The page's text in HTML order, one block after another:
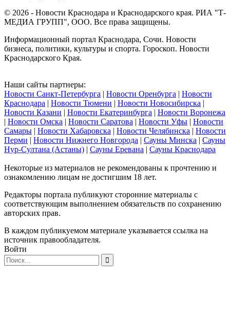
© 2026 - Новости Краснодара и Краснодарского края. РИА "Т-
МЕДИА ГРУПП", ООО. Все права защищены.
Информационный портал Краснодара, Сочи. Новости
бизнеса, политики, культуры и спорта. Гороскоп. Новости
Краснодарского Края.
Наши сайты партнеры:
Новости Санкт-Петербурга | Новости Оренбурга | Новости
Краснодара | Новости Тюмени | Новости Новосибирска |
Новости Казани | Новости Екатеринбурга | Новости Воронежа
| Новости Омска | Новости Саратова | Новости Уфы | Новости
Самары | Новости Хабаровска | Новости Челябинска | Новости
Перми | Новости Нижнего Новгорода | Сауны Минска | Сауны
Нур-Султана (Астаны) | Сауны Еревана | Сауны Краснодара
Некоторые из материалов не рекомендованы к прочтению и
ознакомлению лицам не достигшим 18 лет.
Редакторы портала публикуют сторонние материалы с
соответствующим выполнением обязательств по сохранению
авторских прав.
В каждом публикуемом материале указывается ссылка на
источник правообладателя.
Войти